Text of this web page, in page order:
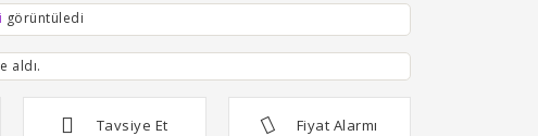
görüntüledi
aldı.
Tavsiye Et Fiyat Alarmı